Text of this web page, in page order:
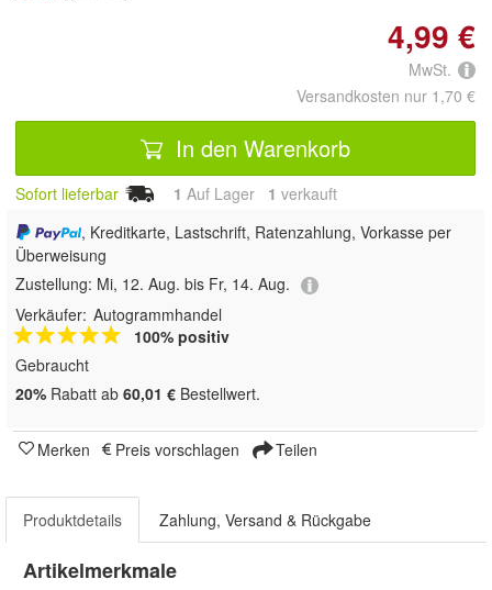
4,99 €
MwSt.
Versandkosten nur 1,70 €
In den Warenkorb
Sofort lieferbar 1 Auf Lager 1 verkauft
, Kreditkarte, Lastschrift, Ratenzahlung, Vorkasse per
Überweisung
Zustellung: Mi, 12. Aug. bis Fr, 14. Aug.
Verkäufer: Autogrammhandel
100% positiv
Gebraucht
20% Rabatt ab 60,01 € Bestellwert.
Merken Preis vorschlagen Teilen
Produktdetails Zahlung, Versand & Rückgabe
Artikelmerkmale